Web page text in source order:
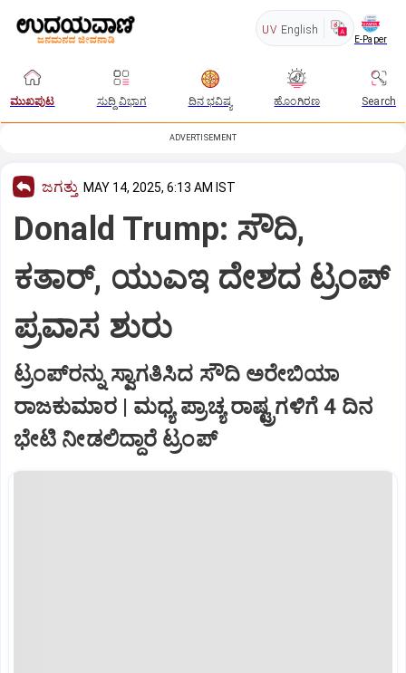
UV English
E-Paper
ಮುಖಪುಟ ಸುದ್ದಿ ವಿಭಾಗ ದಿನ ಭವಿಷ್ಯ ಹೊಂಗಿರಣ Search
ADVERTISEMENT
ಜಗತ್ತು MAY 14, 2025, 6:13 AM IST
Donald Trump: ಸೌದಿ,
ಕತಾರ್‌, ಯುಎಇ ದೇಶದ ಟ್ರಂಪ್‌
ಪ್ರವಾಸ ಶುರು
ಟ್ರಂಪ್‌ರನ್ನು ಸ್ವಾಗತಿಸಿದ ಸೌದಿ ಅರೇಬಿಯಾ
ರಾಜಕುಮಾರ | ಮಧ್ಯ ಪ್ರಾಚ್ಯ ರಾಷ್ಟ್ರಗಳಿಗೆ 4 ದಿನ
ಭೇಟಿ ನೀಡಲಿದ್ದಾರೆ ಟ್ರಂಪ್‌